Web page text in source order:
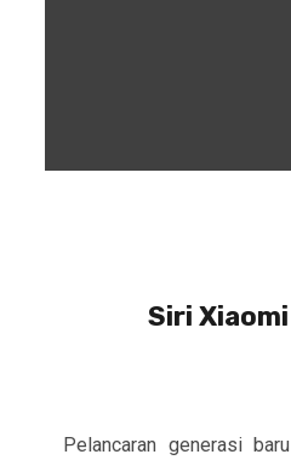
Siri
Pelancaran generasi